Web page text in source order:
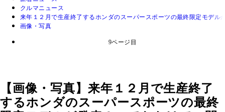
クルマニュース
来年１２月で生産終了するホンダのスーパースポーツの最終限定モデ
画像・写真
9ページ目
【画像・写真】来年１２月で生産終了
するホンダのスーパースポーツの最終